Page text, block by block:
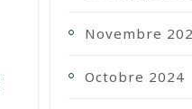
Novembre
Octobre 2024